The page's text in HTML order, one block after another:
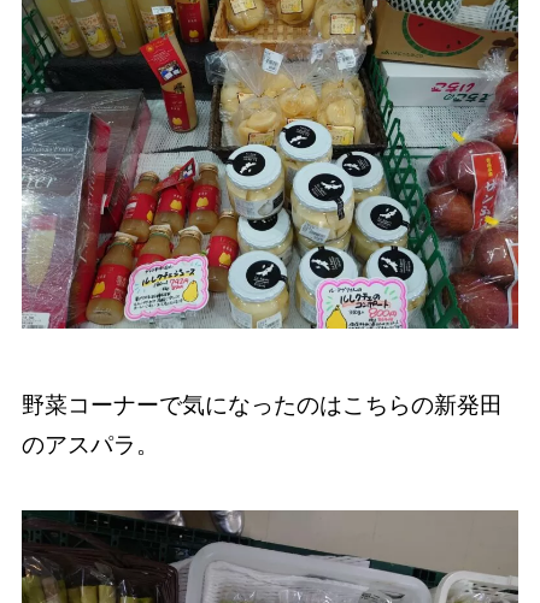
野菜コーナーで気になったのはこちらの新発田
のアスパラ。